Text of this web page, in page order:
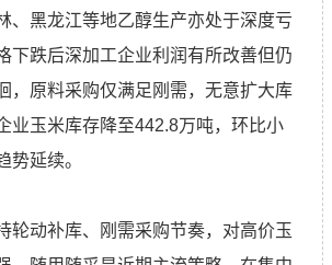
、黑龙江等地乙醇生产亦处于深度亏
下跌后深加工企业利润有所改善但仍
，原料采购仅满足刚需，无意扩大库
业玉米库存降至442.8万吨，环比小
势延续。
轮动补库、刚需采购节奏，对高价玉